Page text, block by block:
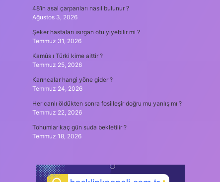
48’in asal çarpanları nasıl bulunur ?
Ağustos 3, 2026
Şeker hastaları ısırgan otu yiyebilir mi ?
Temmuz 31, 2026
Kamûs ı Türki kime aittir ?
Temmuz 25, 2026
Karıncalar hangi yöne gider ?
Temmuz 24, 2026
Her canlı öldükten sonra fosilleşir doğru mu yanlış mı ?
Temmuz 22, 2026
Tohumlar kaç gün suda bekletilir ?
Temmuz 18, 2026